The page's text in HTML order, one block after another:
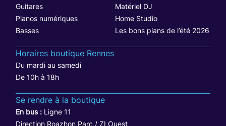
Guitares
Matériel DJ
Pianos numériques
Home Studio
Basses
Les bons plans de l’été 2026
Horaires boutique Rennes
Du mardi au samedi
De 10h à 18h
Se rendre à la boutique
En bus : Ligne 11
Direction Roazhon Parc / ZI Ouest